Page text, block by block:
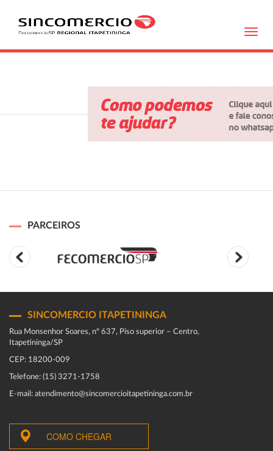
PARCEIROS
SINCOMERCIO ITAPETININGA
Rua Monsenhor Soares, nº 637, Piso superior – Centro,
Itapetininga/SP
CEP: 18200-009
Telefone: (15) 3271-1758
E-mail: atendimento@sincomercioitapetininga.com.br
COMO CHEGAR